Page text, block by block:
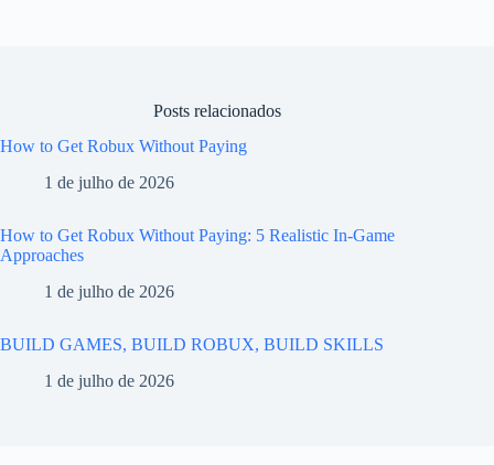
Posts relacionados
How to Get Robux Without Paying
1 de julho de 2026
How to Get Robux Without Paying: 5 Realistic In-Game
Approaches
1 de julho de 2026
BUILD GAMES, BUILD ROBUX, BUILD SKILLS
1 de julho de 2026